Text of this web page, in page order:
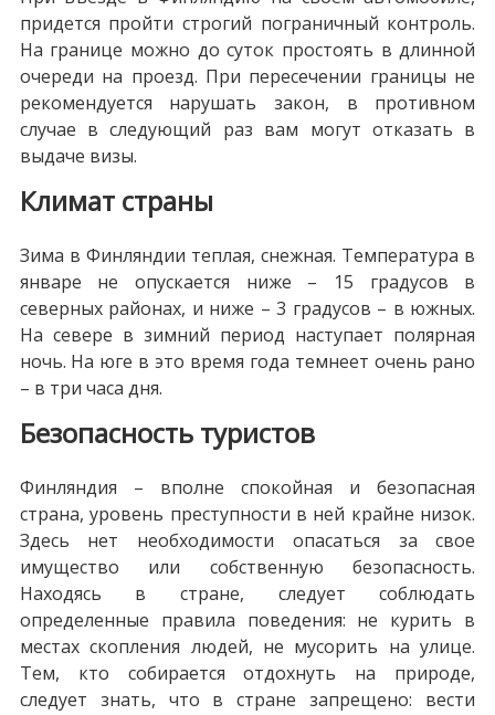
придется пройти строгий пограничный контроль.
На границе можно до суток простоять в длинной
очереди на проезд. При пересечении границы не
рекомендуется нарушать закон, в противном
случае в следующий раз вам могут отказать в
выдаче визы.
Климат страны
Зима в Финляндии теплая, снежная. Температура в
январе не опускается ниже – 15 градусов в
северных районах, и ниже – 3 градусов – в южных.
На севере в зимний период наступает полярная
ночь. На юге в это время года темнеет очень рано
– в три часа дня.
Безопасность туристов
Финляндия – вполне спокойная и безопасная
страна, уровень преступности в ней крайне низок.
Здесь нет необходимости опасаться за свое
имущество или собственную безопасность.
Находясь в стране, следует соблюдать
определенные правила поведения: не курить в
местах скопления людей, не мусорить на улице.
Тем, кто собирается отдохнуть на природе,
следует знать, что в стране запрещено: вести